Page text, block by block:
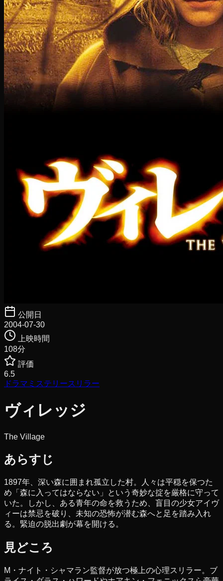
公開日
2004-07-30
上映時間
108分
評価
6.5
ドラマ ミステリースリラー
ヴィレッジ
The Village
あらすじ
1897年、深い森に囲まれ孤立した村。人々は平穏を保つた
め「森に入ってはならない」という奇妙な掟を厳格に守って
いた。しかし、ある青年の命を救うため、盲目の少女アイヴ
ィーは禁忌を破り、未知の恐怖が潜む森へと足を踏み入れ
る。緊迫の脱出劇が幕を開ける。
見どころ
M・ナイト・シャマラン監督が放つ極上の心理スリラー。ブ